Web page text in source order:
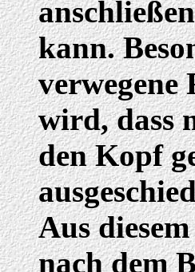
kann.
verwegene
wird, dass
den Kopf
Aus
nach dem